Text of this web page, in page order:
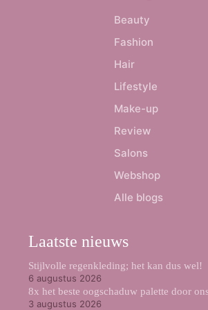
Beauty
Fashion
Hair
Lifestyle
Make-up
Review
Salons
Webshop
Alle blogs
Laatste nieuws
Stijlvolle regenkleding; het kan dus wel!
6 augustus 2026
8x het beste oogschaduw palette door
3 augustus 2026